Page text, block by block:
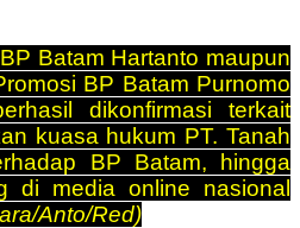
Batam Hartanto maupun
BP Batam Purnomo
dikonfirmasi terkait
kuasa hukum PT. Tanah
BP Batam, hingga
di media online nasional
Anto/Red)